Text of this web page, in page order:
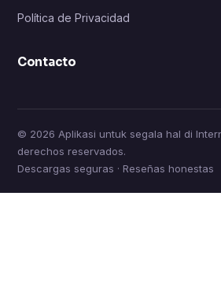
Política de Privacidad
Contacto
© 2026 Aplikasi untuk segala hal di
derechos reservados.
Descargas seguras · Reseñas honestas